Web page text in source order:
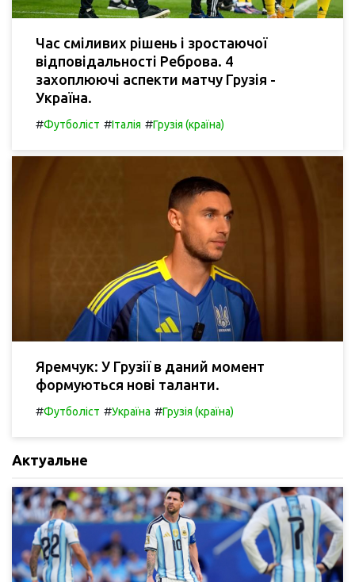
Час сміливих рішень і зростаючої
відповідальності Реброва. 4
захоплюючі аспекти матчу Грузія -
Україна.
#Футболіст #Італія #Грузія (країна)
Яремчук: У Грузії в даний момент
формуються нові таланти.
#Футболіст #Україна #Грузія (країна)
Актуальне